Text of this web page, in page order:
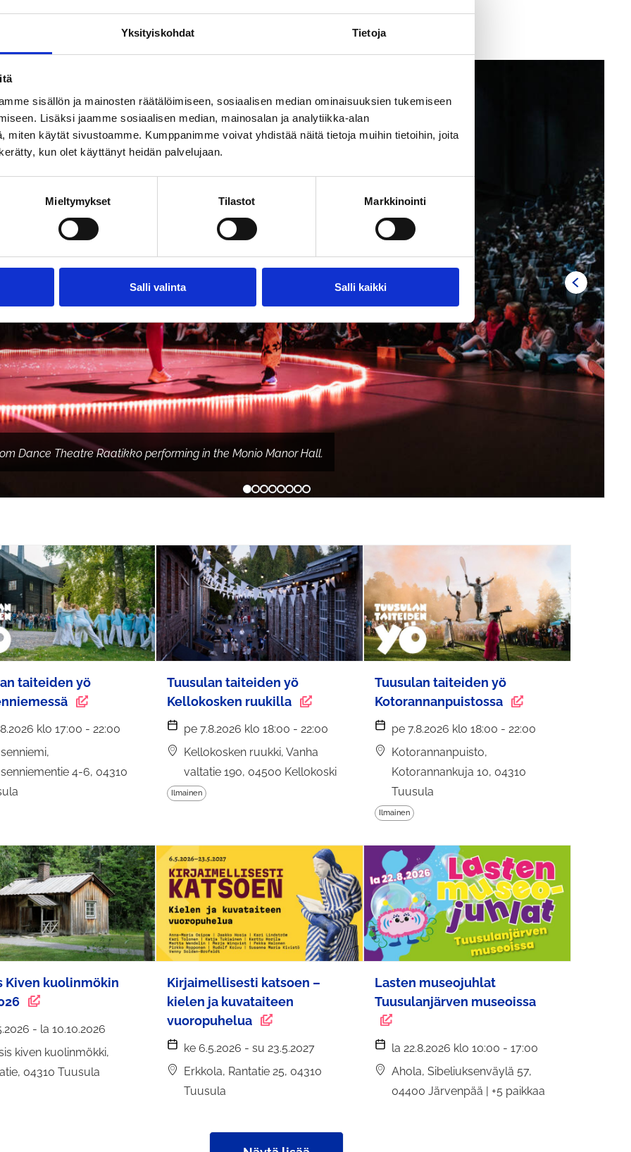
Yksityiskohdat Tietoja
sisällön ja mainosten räätälöimiseen, sosiaalisen median ominaisuuksien tukemiseen
Lisäksi jaamme sosiaalisen median, mainosalan ja analytiikka-alan
miten käytät sivustoamme. Kumppanimme voivat yhdistää näitä tietoja muihin tietoihin, joita
kun olet käyttänyt heidän palvelujaan.
Mieltymykset Tilastot Markkinointi
Salli valinta Salli kaikki
Dance Theatre Raatikko performing in the Monio Manor Hall.
taiteiden yö
klo 17:00 - 22:00
4-6, 04310
Tuusulan taiteiden yö
Kellokosken ruukilla
pe 7.8.2026 klo 18:00 - 22:00
Kellokosken ruukki, Vanha
valtatie 190, 04500 Kellokoski
Ilmainen
Tuusulan taiteiden yö
Kotorannanpuistossa
pe 7.8.2026 klo 18:00 - 22:00
Kotorannanpuisto,
Kotorannankuja 10, 04310
Tuusula
Ilmainen
Kiven kuolinmökin
- la 10.10.2026
kiven kuolinmökki,
04310 Tuusula
Kirjaimellisesti katsoen –
kielen ja kuvataiteen
vuoropuhelua
ke 6.5.2026 - su 23.5.2027
Erkkola, Rantatie 25, 04310
Tuusula
Lasten museojuhlat
Tuusulanjärven museoissa
la 22.8.2026 klo 10:00 - 17:00
Ahola, Sibeliuksenväylä 57,
04400 Järvenpää | +5 paikkaa